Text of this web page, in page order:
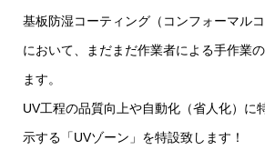
基板防湿コーティング（コンフォーマル
において、まだまだ作業者による手作業
ます。
UV工程の品質向上や自動化（省人化）に
示する「UVゾーン」を特設致します！